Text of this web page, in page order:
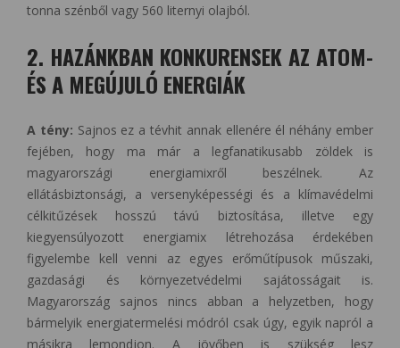
tonna szénből vagy 560 liternyi olajból.
2. HAZÁNKBAN KONKURENSEK AZ ATOM-
ÉS A MEGÚJULÓ ENERGIÁK
A tény: Sajnos ez a tévhit annak ellenére él néhány ember
fejében, hogy ma már a legfanatikusabb zöldek is
magyarországi energiamixről beszélnek. Az
ellátásbiztonsági, a versenyképességi és a klímavédelmi
célkitűzések hosszú távú biztosítása, illetve egy
kiegyensúlyozott energiamix létrehozása érdekében
figyelembe kell venni az egyes erőműtípusok műszaki,
gazdasági és környezetvédelmi sajátosságait is.
Magyarország sajnos nincs abban a helyzetben, hogy
bármelyik energiatermelési módról csak úgy, egyik napról a
másikra lemondjon. A jövőben is szükség lesz